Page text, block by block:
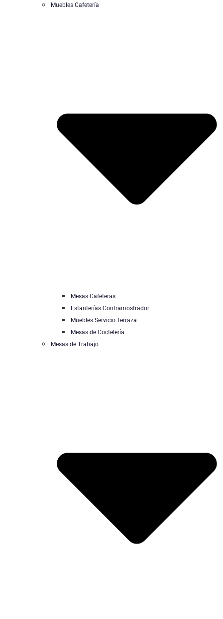
Muebles Cafetería
Mesas Cafeteras
Estanterías Contramostrador
Muebles Servicio Terraza
Mesas de Coctelería
Mesas de Trabajo